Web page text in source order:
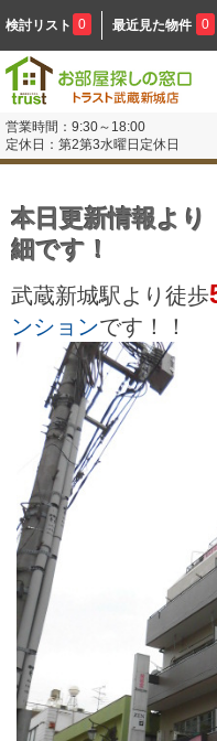
検討リスト 0 最近見た物件 0
営業時間：9:30～18:00
定休日：第2第3水曜日定休日
本日更新情報よ
細です！
武蔵新城駅より徒歩
ンションです！！